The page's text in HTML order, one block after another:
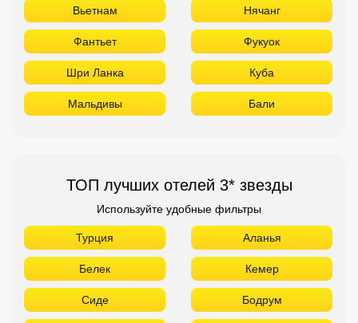
Вьетнам Нячанг
Фантьет Фукуок
Шри Ланка Куба
Мальдивы Бали
ТОП лучших отелей 3* звезды
Используйте удобные фильтры
Турция Аланья
Белек Кемер
Сиде Бодрум